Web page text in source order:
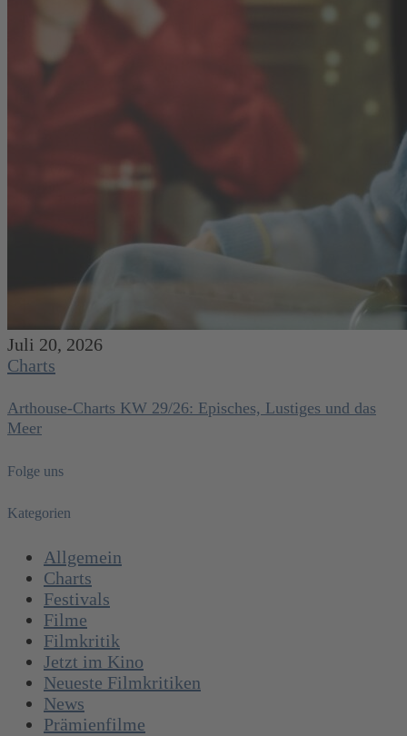
Juli 20, 2026
Charts
Arthouse-Charts KW 29/26: Episches, Lustiges und das
Meer
Folge uns
Kategorien
Allgemein
Charts
Festivals
Filme
Filmkritik
Jetzt im Kino
Neueste Filmkritiken
News
Prämienfilme